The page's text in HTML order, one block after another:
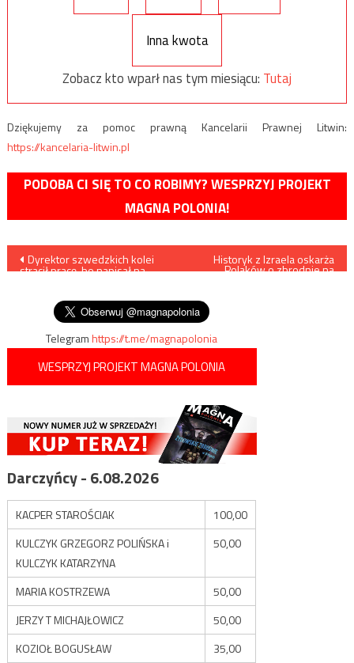
Inna kwota
Zobacz kto wparł nas tym miesiącu: Tutaj
Dziękujemy za pomoc prawną Kancelarii Prawnej Litwin:
https://kancelaria-litwin.pl
PODOBA CI SIĘ TO CO ROBIMY? WESPRZYJ PROJEKT
MAGNA POLONIA!
Nawigacja
wpisu
Dyrektor szwedzkich kolei
stracił pracę, bo napisał na
Historyk z Izraela oskarża
Polaków o zbrodnie na
Telegramhttps://t.me/magnapolonia
WESPRZYJ PROJEKT MAGNA POLONIA
Darczyńcy - 6.08.2026
KACPER STAROŚCIAK
100,00
KULCZYK GRZEGORZ POLIŃSKA i
KULCZYK KATARZYNA
50,00
MARIA KOSTRZEWA
50,00
JERZY T MICHAJŁOWICZ
50,00
KOZIOŁ BOGUSŁAW
35,00